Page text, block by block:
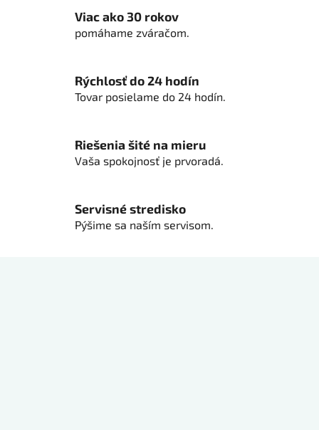
c
i
e
r
v
k
ý
p
u
i
e
Viac ako 30 rokov
pomáhame zváračom.
Rýchlosť do 24 hodín
Tovar posielame do 24 hodín.
Riešenia šité na mieru
Vaša spokojnosť je prvoradá.
Servisné stredisko
Pýšime sa naším servisom.